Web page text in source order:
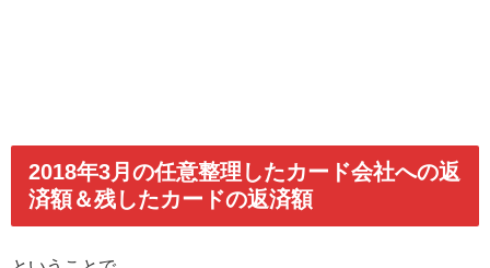
2018年3月の任意整理したカード会社への返
済額＆残したカードの返済額